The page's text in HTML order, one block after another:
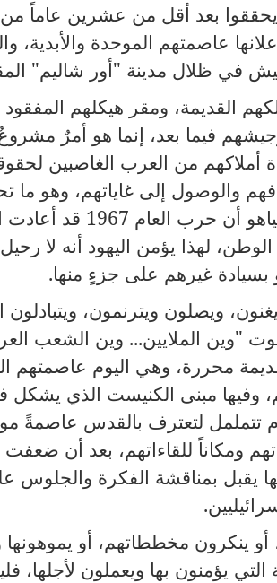
يحققوا بعد أقل من عشرين عاماً
عاصمتهم الموحدة والأبدية،
في ظلال مدينة "أور شاليم"
القديمة، ومقر هيكلهم
فيما بعد، إنما هو أمرٌ مشروعٌ
أملاكهم من العرب الغاصبين
والوصول إلى غاياتهم، وهو ما
والإيمان، والتضحية والفداء،
لهذا يؤمن اليهود أنه لا
بسيادة غيرهم على جزءٍ منها.
ويصلون ويترنمون، ويتبادلون
"وين الملايين... وين الشعب
محررة، وهي اليوم عاصمتهم
وفيها مبنى الكنيست الذي يشكل
تتململ لتعترف بالقدس عاصمةً
ومكاناً للقاءاتهم، بعد أن
يقبل بمناقشة الفكرة
أو ينكرون مخططاتهم، أو يموهونها
التي يؤمنون بها ويعملون لأجلها،